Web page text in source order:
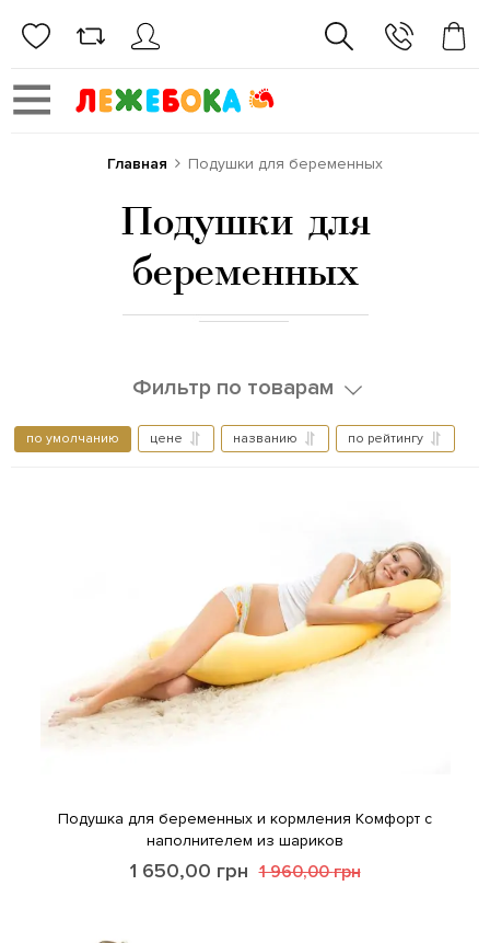
Главная Подушки для беременных
Подушки для
беременных
Фильтр по товарам
по умолчанию цене названию по рейтингу
Подушка для беременных и кормления Комфорт с
наполнителем из шариков
1 650,00 грн 1 960,00 грн